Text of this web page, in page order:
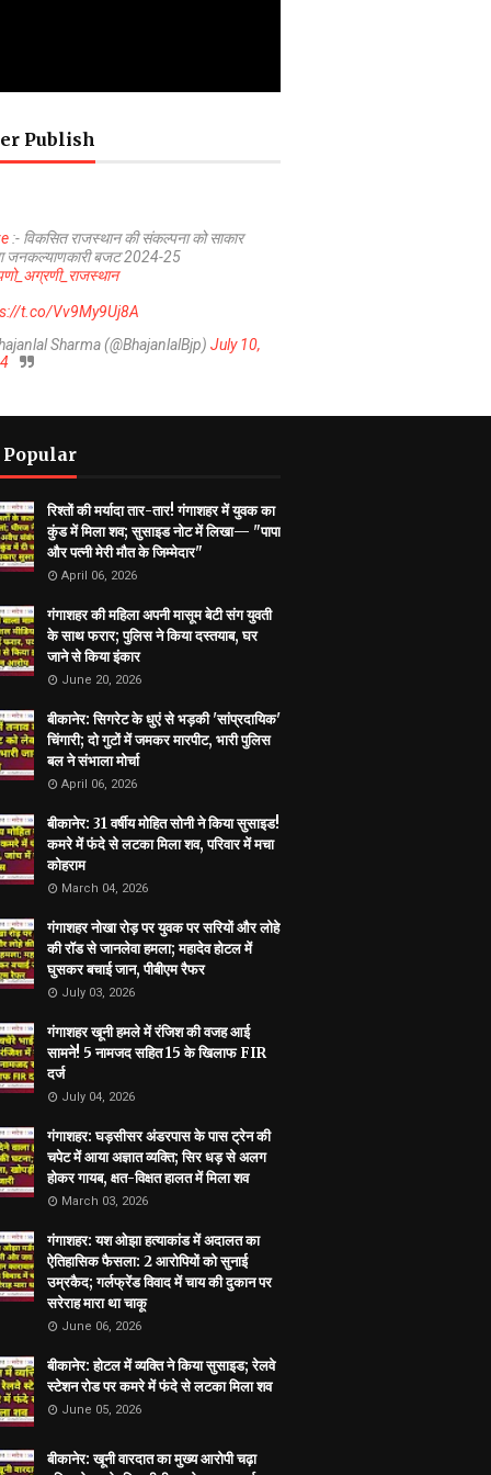
Publish
:- विकसित राजस्थान की संकल्पना को साकार
जनकल्याणकारी बजट 2024-25
t.co/Vv9My9Uj8A
Sharma (@BhajanlalBjp) July 10,
रिश्तों की मर्यादा तार-तार! गंगाशहर में युवक का
कुंड में मिला शव; सुसाइड नोट में लिखा— "पापा
और पत्नी मेरी मौत के जिम्मेदार"
April 06, 2026
गंगाशहर की महिला अपनी मासूम बेटी संग युवती
के साथ फरार; पुलिस ने किया दस्तयाब, घर
जाने से किया इंकार
June 20, 2026
बीकानेर: सिगरेट के धुएं से भड़की 'सांप्रदायिक'
चिंगारी; दो गुटों में जमकर मारपीट, भारी पुलिस
बल ने संभाला मोर्चा
April 06, 2026
बीकानेर: 31 वर्षीय मोहित सोनी ने किया सुसाइड!
कमरे में फंदे से लटका मिला शव, परिवार में मचा
कोहराम
March 04, 2026
गंगाशहर नोखा रोड़ पर युवक पर सरियों और लोहे
की रॉड से जानलेवा हमला; महादेव होटल में
घुसकर बचाई जान, पीबीएम रैफर
July 03, 2026
गंगाशहर खूनी हमले में रंजिश की वजह आई
सामने! 5 नामजद सहित 15 के खिलाफ FIR
दर्ज
July 04, 2026
गंगाशहर: घड़सीसर अंडरपास के पास ट्रेन की
चपेट में आया अज्ञात व्यक्ति; सिर धड़ से अलग
होकर गायब, क्षत-विक्षत हालत में मिला शव
March 03, 2026
गंगाशहर: यश ओझा हत्याकांड में अदालत का
ऐतिहासिक फैसला: 2 आरोपियों को सुनाई
उम्रकैद; गर्लफ्रेंड विवाद में चाय की दुकान पर
सरेराह मारा था चाकू
June 06, 2026
बीकानेर: होटल में व्यक्ति ने किया सुसाइड; रेलवे
स्टेशन रोड पर कमरे में फंदे से लटका मिला शव
June 05, 2026
बीकानेर: खूनी वारदात का मुख्य आरोपी चढ़ा